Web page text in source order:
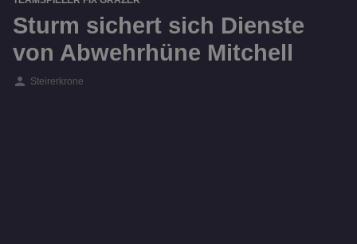
Sturm sichert sich Dienste
von Abwehrhüne Mitchell
person Steirerkrone